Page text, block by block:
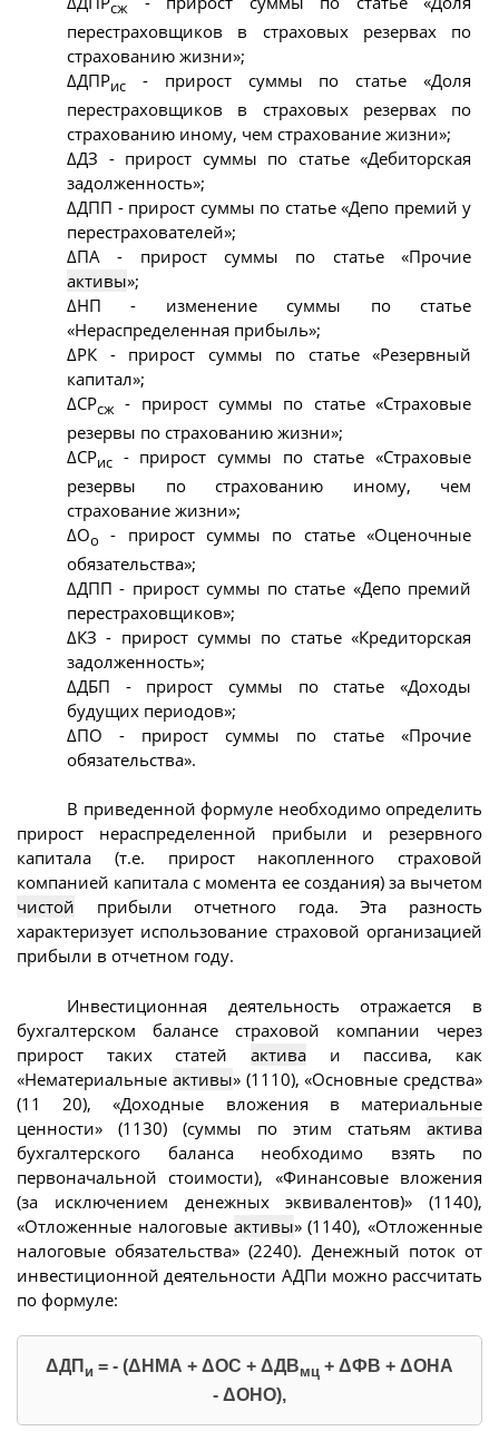
сж
перестраховщиков в страховых резервах по
страхованию жизни»;
ΔДПРис - прирост суммы по статье «Доля
перестраховщиков в страховых резервах по
страхованию иному, чем страхование жизни»;
ΔДЗ - прирост суммы по статье «Дебиторская
задолженность»;
ΔДПП - прирост суммы по статье «Депо премий у
перестрахователей»;
ΔПА - прирост суммы по статье «Прочие
активы»;
ΔНП - изменение суммы по статье
«Нераспределенная прибыль»;
ΔРК - прирост суммы по статье «Резервный
капитал»;
ΔСРсж - прирост суммы по статье «Страховые
резервы по страхованию жизни»;
ΔСРис - прирост суммы по статье «Страховые
резервы по страхованию иному, чем
страхование жизни»;
ΔОо
- прирост суммы по статье «Оценочные
обязательства»;
ΔДПП - прирост суммы по статье «Депо премий
перестраховщиков»;
ΔКЗ - прирост суммы по статье «Кредиторская
задолженность»;
ΔДБП - прирост суммы по статье «Доходы
будущих периодов»;
ΔПО - прирост суммы по статье «Прочие
обязательства».
В приведенной формуле необходимо определить
прирост нераспределенной прибыли и резервного
капитала (т.е. прирост накопленного страховой
компанией капитала с момента ее создания) за вычетом
чистой прибыли отчетного года. Эта разность
характеризует использование страховой организацией
прибыли в отчетном году.
Инвестиционная деятельность отражается в
бухгалтерском балансе страховой компании через
прирост таких статей актива и пассива, как
«Нематериальные активы» (1110), «Основные средства»
(11 20), «Доходные вложения в материальные
ценности» (1130) (суммы по этим статьям актива
бухгалтерского баланса необходимо взять по
первоначальной стоимости), «Финансовые вложения
(за исключением денежных эквивалентов)» (1140),
«Отложенные налоговые активы» (1140), «Отложенные
налоговые обязательства» (2240). Денежный поток от
инвестиционной деятельности АДПи можно рассчитать
по формуле:
ΔДП и = - (ΔНМА + ΔОС + ΔДВмц + ΔФВ + ΔОНА
- ΔОНО),